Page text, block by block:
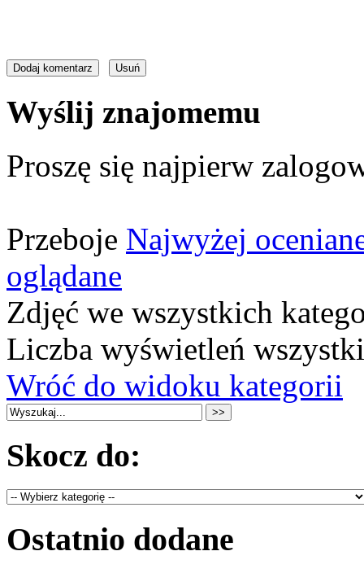
Wyślij znajomemu
Proszę się najpierw
Przeboje Najwyżej
oglądane
Zdjęć we wszystkich
Liczba wyświetleń
Wróć do widoku kategorii
Skocz do:
Ostatnio dodane